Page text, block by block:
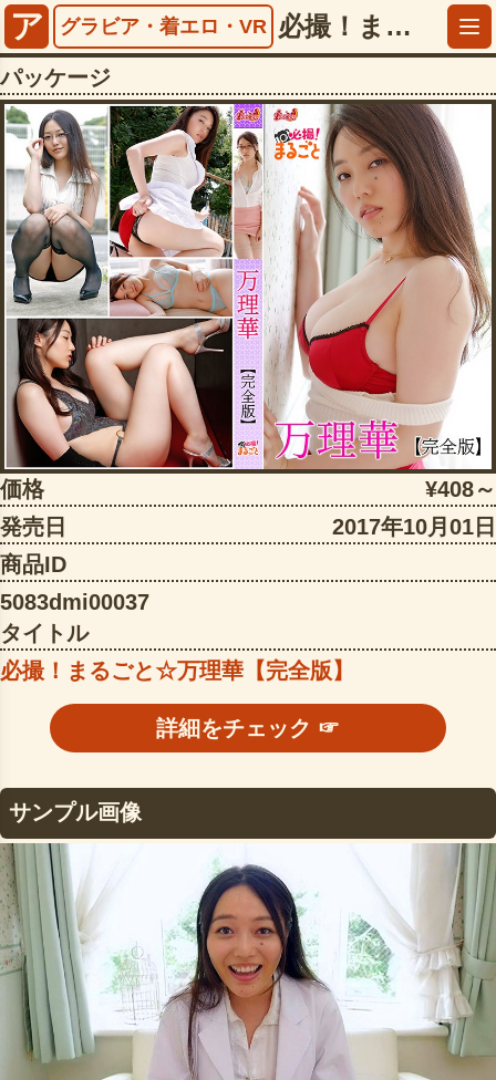
ア グラビア・着エロ・VR 必撮！まるごと☆万理華【完全版】【5083dmi00037】
パッケージ
価格
¥408～
発売日
2017年10月01日
商品ID
5083dmi00037
タイトル
必撮！まるごと☆万理華【完全版】
詳細をチェック ☞
サンプル画像